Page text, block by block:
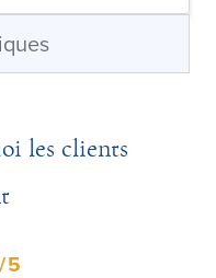
les clients
/5